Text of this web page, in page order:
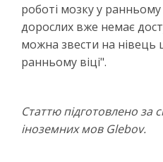
роботі мозку у
дорослих вже немає
можна звести на нівець
ранньому віці".
Статтю підготовлено за
іноземних мов Glebov.